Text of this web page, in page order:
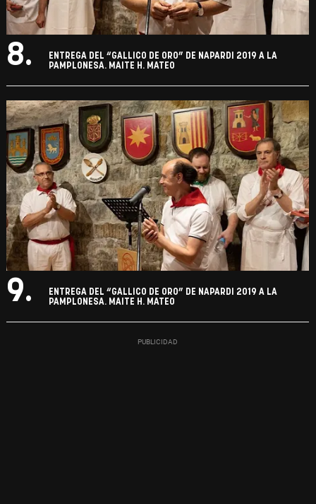
8.
ENTREGA DEL “GALLICO DE ORO” DE NAPARDI 2019 A LA
PAMPLONESA. MAITE H. MATEO
9.
ENTREGA DEL “GALLICO DE ORO” DE NAPARDI 2019 A LA
PAMPLONESA. MAITE H. MATEO